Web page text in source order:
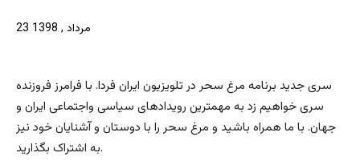
23 مرداد , 1398
سری جدید برنامه مرغ سحر در تلویزیون ایران فردا. با فرامرز فروزنده
سری خواهیم زد به مهمترین رویدادهای سیاسی واجتماعی ایران و
جهان. با ما همراه باشید و مرغ سحر را با دوستان و آشنایان خود نیز
به اشتراک بگذارید.